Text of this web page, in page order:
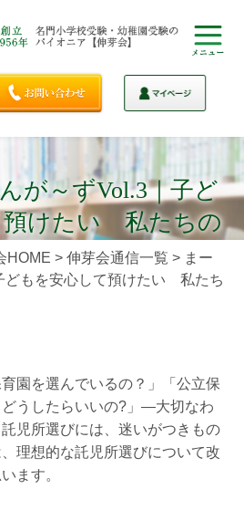
が～ずVol.3｜子ど
預けたい 私たちの
選び（2）
HOME > 伸芽会通信一覧 > まー
どもを安心して預けたい 私たち
育園を選んでいるの？」「公立保
うしたらいいの?」―大切なわ
児所選びには、迷いがつきもの
理想的な託児所選びについて改
ます。